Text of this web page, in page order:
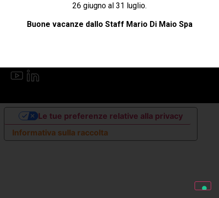
26 giugno al 31 luglio.
Buone vacanze dallo Staff Mario Di Maio Spa
Informativa sulla raccolta
Le tue preferenze relative alla privacy